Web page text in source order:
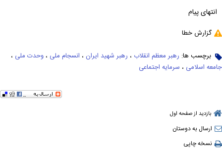
انتهای پیام
گزارش خطا
برچسب ها: رهبر معظم انقلاب ، رهبر شهید ایران ، انسجام ملی ، وحدت ملی ،
جامعه اسلامی ، سرمایه اجتماعی
بازدید از صفحه اول
ارسال به دوستان
نسخه چاپی